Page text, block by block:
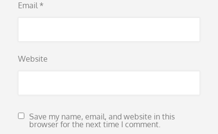
Email *
Website
Save my name, email, and website in this
browser for the next time I comment.